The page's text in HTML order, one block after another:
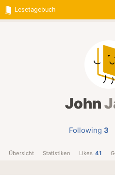
Lesetagebuch
John
Following 3
Übersicht Statistiken Likes 41